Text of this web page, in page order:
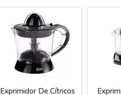
Exprimidor De Cítricos